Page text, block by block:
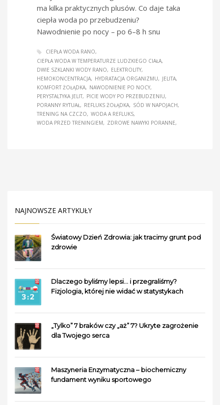
ma kilka praktycznych plusów. Co daje taka
ciepła woda po przebudzeniu?
Nawodnienie po nocy – po 6–8 h snu
CIEPŁA WODA RANO
CIEPŁA WODA W TEMPERATURZE LUDZKIEGO CIAŁA
DWIE SZKLANKI WODY RANO
ELEKTROLITY
HEMOKONCENTRACJA
HYDRATACJA ORGANIZMU
JELITA
KOMFORT ŻOŁĄDKA
NAWODNIENIE PO NOCY
PERYSTALTYKA JELIT
PICIE WODY PO PRZEBUDZENIU
PORANNY RYTUAŁ
REFLUKS ŻOŁĄDKA
SÓD W NAPOJACH
TRENING NA CZCZO
WODA A REFLUKS
WODA PRZED TRENINGIEM
ZDROWE NAWYKI PORANNE
NAJNOWSZE ARTYKUŁY
Światowy Dzień Zdrowia: jak tracimy grunt pod
zdrowie
Dlaczego byliśmy lepsi… i przegraliśmy?
Fizjologia, której nie widać w statystykach
„Tylko” 7 braków czy „aż” 7? Ukryte zagrożenie
dla Twojego serca
Maszyneria Enzymatyczna – biochemiczny
fundament wyniku sportowego